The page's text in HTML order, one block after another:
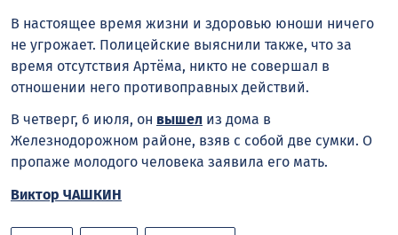
В настоящее время жизни и здоровью юноши ничего
не угрожает. Полицейские выяснили также, что за
время отсутствия Артёма, никто не совершал в
отношении него противоправных действий.
В четверг, 6 июля, он вышел из дома в
Железнодорожном районе, взяв с собой две сумки. О
пропаже молодого человека заявила его мать.
Виктор ЧАШКИН